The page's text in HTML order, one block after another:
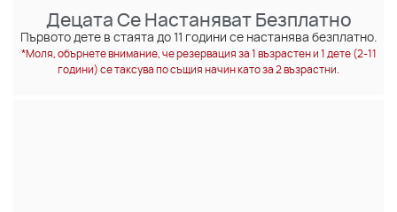
Децата Се Настаняват Безплатно
Първото дете в стаята до 11 години се настанява безплатно.
*Моля, обърнете внимание, че резервация за 1 възрастен и 1 дете (2-11
години) се таксува по същия начин като за 2 възрастни.